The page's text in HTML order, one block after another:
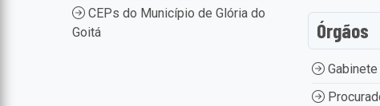
CEPs do Município de Glória do
Goitá
Órgãos